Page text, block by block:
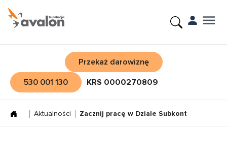
Przekaż darowiznę
530 001 130
KRS 0000270809
Aktualności Zacznij pracę w Dziale Subkont